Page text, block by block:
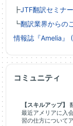
┣JTF翻訳セミナ
┗翻訳業界からの
情報誌『Amelia』
コミュニティ
【スキルアップ】
最近アメリアに入
習の仕方について